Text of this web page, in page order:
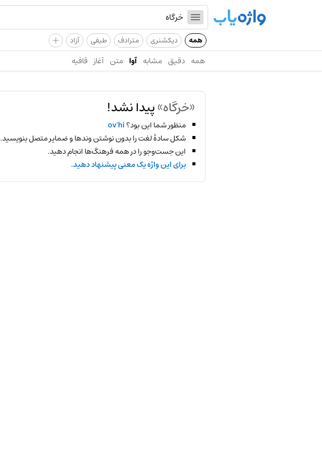
همه دیکشنری مترادف طیفی آزاد +
همه دقیق مشابه آوا متن آغاز قافیه
«خرگاه»پیدا نشد!
منظور شما این بود؟ov'hi
شکل سادهٔ لغت را بدون نوشتن وندها و ضمایر متصل بنویسید.
این جست‌وجو را در همه فرهنگ‌ها انجام دهید.
برای این واژه یک معنی پیشنهاد دهید.